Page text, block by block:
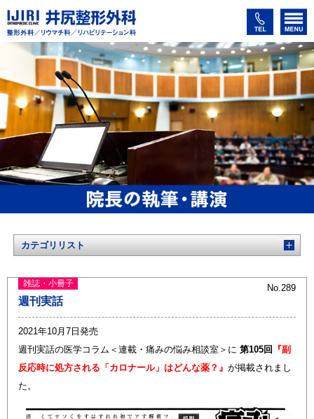
カテゴリリスト
雑誌・小冊子 No.289
週刊実話
2021年10月7日発売
週刊実話の医学コラム＜連載・痛みの悩み相談室＞に 第105回
『副
反応時に処方される「カロナール」はどんな薬？』 が掲載されまし
た。